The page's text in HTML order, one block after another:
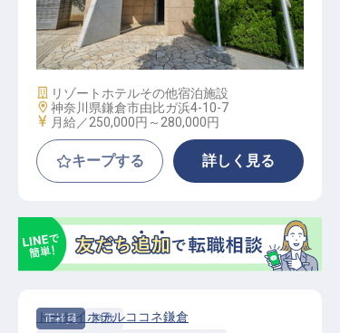
レストラン調理
施設業態
リゾートホテルその他宿泊施設
勤務地
神奈川県鎌倉市由比ガ浜4-10-7
給与
月給／250,000円～ 280,000円
キープする 詳しく見る
正社員
料飲
トーセイホテルココネ鎌倉